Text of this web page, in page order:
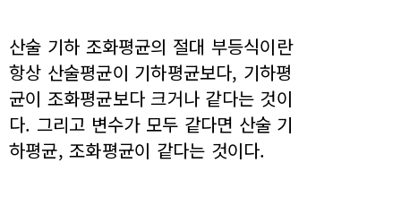
산술 기하 조화평균의 절대 부등식이란
항상 산술평균이 기하평균보다, 기하평
균이 조화평균보다 크거나 같다는 것이
다. 그리고 변수가 모두 같다면 산술 기
하평균, 조화평균이 같다는 것이다.